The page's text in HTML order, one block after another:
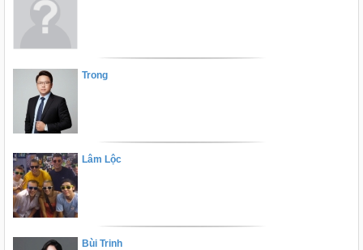
Trong
Lâm Lộc
Bùi Trinh